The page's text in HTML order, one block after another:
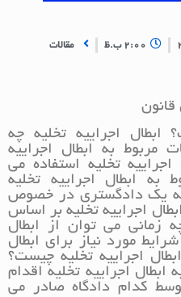
2:00 ب.ظ مقالات
قانون
ابطال اجراییه تخلیه چه
مربوط به ابطال اجراییه
تخلیه استفاده می
به ابطال اجراییه تخلیه
یک دادگستری در خصوص
اجراییه تخلیه بر اساس
زمانی می توان از ابطال
مورد نیاز برای ابطال
اجراییه تخلیه چیست؟
اجراییه تخلیه اقدام
کدام دادگاه صادر می